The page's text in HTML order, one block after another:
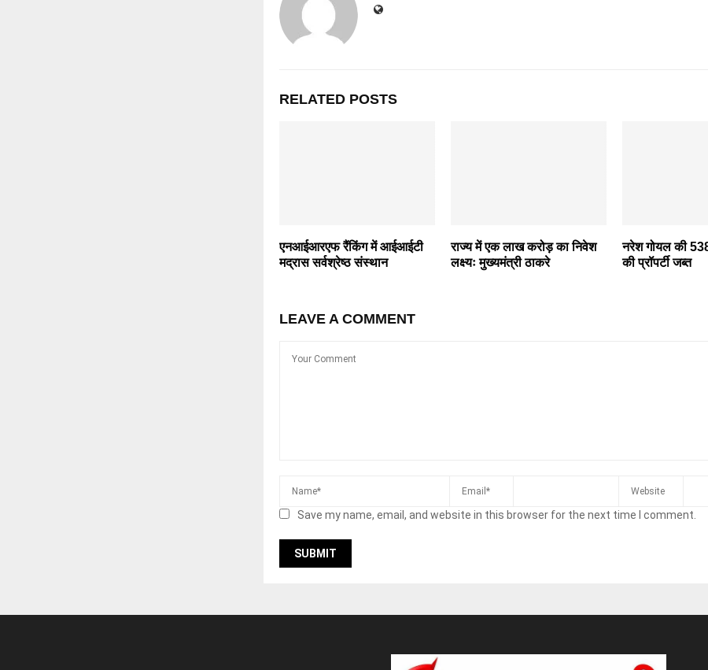
RELATED POSTS
एनआईआरएफ रैंकिंग में आईआईटी
मद्रास सर्वश्रेष्ठ संस्थान
राज्य में एक लाख करोड़ का निवेश
लक्ष्यः मुख्यमंत्री ठाकरे
नरेश गोयल की
की प्रॉपर्टी जब्त
LEAVE A COMMENT
Save my name, email, and website in this browser for the next time I comment.